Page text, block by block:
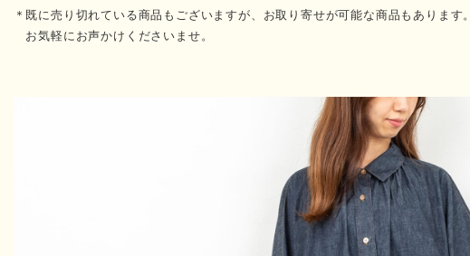
＊既に売り切れている商品もございますが、お取り寄せが可能な商品もあります。
お気軽にお声かけくださいませ。